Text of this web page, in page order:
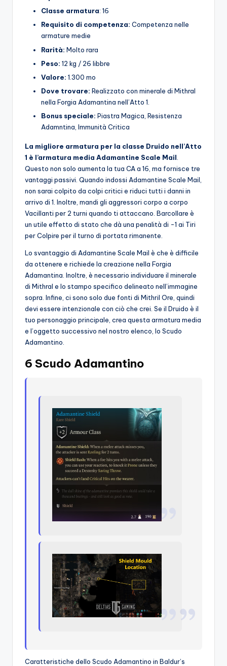
Classe armatura: 16
Requisito di competenza: Competenza nelle
armature medie
Rarità: Molto rara
Peso: 12 kg / 26 libbre
Valore: 1.300 mo
Dove trovare: Realizzato con minerale di Mithral
nella Forgia Adamantina nell’Atto 1.
Bonus speciale: Piastra Magica, Resistenza
Adamntina, Immunità Critica
La migliore armatura per la classe Druido nell’Atto
1 è l’armatura media Adamantine Scale Mail
Questo non solo aumenta la tua CA a 16, ma fornisce tre
vantaggi passivi. Quando indossi Adamantine Scale Mail,
non sarai colpito da colpi critici e riduci tutti i danni in
arrivo di 1. Inoltre, mandi gli aggressori corpo a corpo
Vacillanti per 2 turni quando ti attaccano. Barcollare è
un utile effetto di stato che dà una penalità di -1 ai Tiri
per Colpire per il turno di portata rimanente.
Lo svantaggio di Adamantine Scale Mail è che è difficile
da ottenere e richiede la creazione nella Forgia
Adamantina. Inoltre, è necessario individuare il minerale
di Mithral e lo stampo specifico delineato nell’immagine
sopra. Infine, ci sono solo due fonti di Mithril Ore, quindi
devi essere intenzionale con ciò che crei. Se il Druido è il
tuo personaggio principale, crea questa armatura media
e l’oggetto successivo nel nostro elenco, lo Scudo
Adamantino.
6 Scudo Adamantino
Caratteristiche dello Scudo Adamantino in Baldur’s